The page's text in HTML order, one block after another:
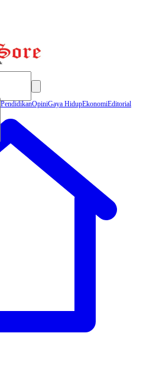
PendidikanOpiniGaya HidupEkonomiEditorial